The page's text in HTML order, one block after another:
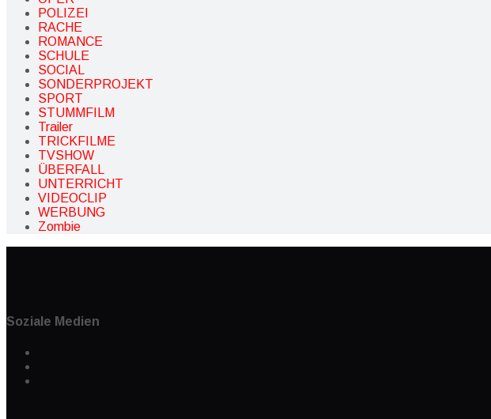
POLIZEI
RACHE
ROMANCE
SCHULE
SOCIAL
SONDERPROJEKT
SPORT
STUMMFILM
Trailer
TRICKFILME
TVSHOW
ÜBERFALL
UNTERRICHT
VIDEOCLIP
WERBUNG
Zombie
Soziale Medien